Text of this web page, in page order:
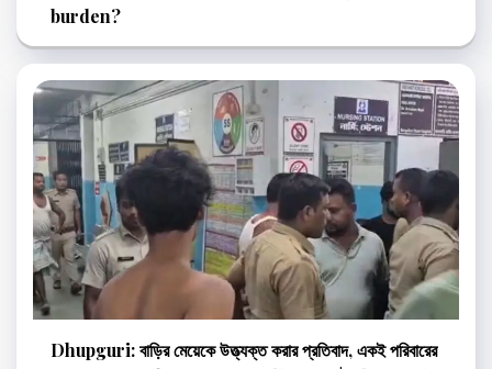
burden?
Dhupguri: বাড়ির মেয়েকে উত্ত্যক্ত করার প্রতিবাদ, একই পরিবারের